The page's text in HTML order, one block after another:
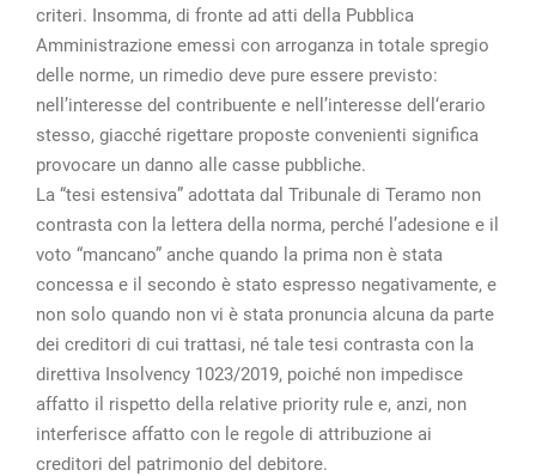
criteri. Insomma, di fronte ad atti della Pubblica
Amministrazione emessi con arroganza in totale spregio
delle norme, un rimedio deve pure essere previsto:
nell’interesse del contribuente e nell’interesse dell‘erario
stesso, giacché rigettare proposte convenienti significa
provocare un danno alle casse pubbliche.
La “tesi estensiva” adottata dal Tribunale di Teramo non
contrasta con la lettera della norma, perché l’adesione e il
voto “mancano” anche quando la prima non è stata
concessa e il secondo è stato espresso negativamente, e
non solo quando non vi è stata pronuncia alcuna da parte
dei creditori di cui trattasi, né tale tesi contrasta con la
direttiva Insolvency 1023/2019, poiché non impedisce
affatto il rispetto della relative priority rule e, anzi, non
interferisce affatto con le regole di attribuzione ai
creditori del patrimonio del debitore.